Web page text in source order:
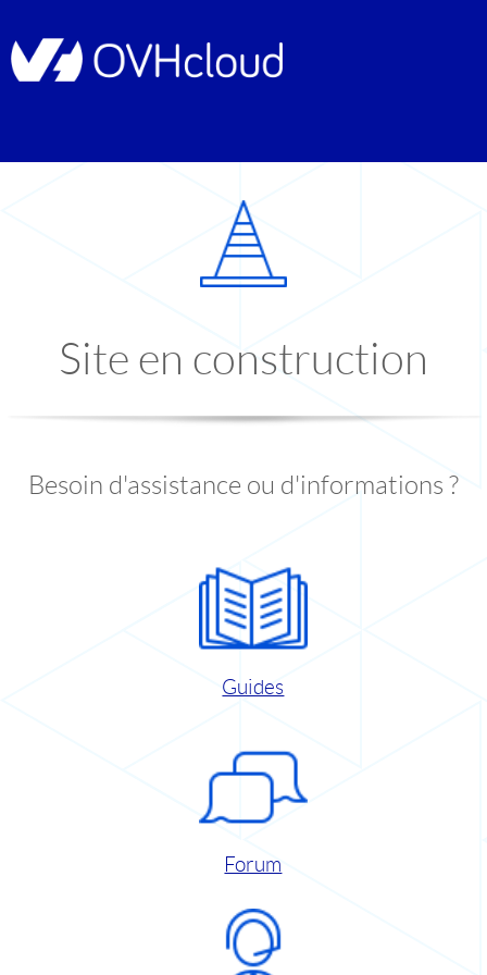
Site en construction
Besoin d'assistance ou d'informations ?
Guides
Forum